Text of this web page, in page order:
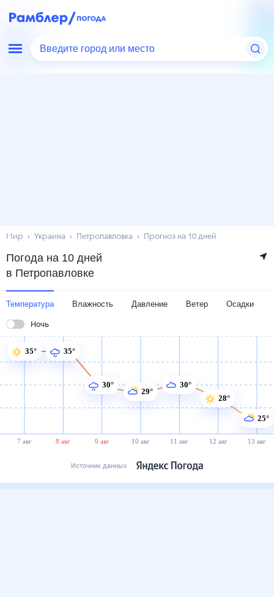
Введите город или место
Мир Украина Петропавловка Прогноз на 10 дней
Погода на 10 дней
в Петропавловке
Температура Влажность Давление Ветер Осадки
Ночь
7 авг 8 авг 9 авг 10 авг 11 авг 12 авг 13 авг
35° 35°
30°
29°
30°
28°
25°
Источник данных